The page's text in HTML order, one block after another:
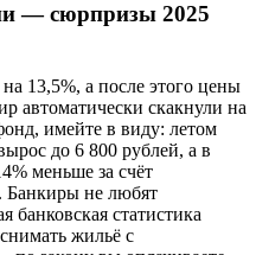
— сюрпризы 2025
13,5%, а после этого цены
автоматически скакнули на
имейте в виду: летом
до 6 800 рублей, а в
меньше за счёт
Банкиры не любят
банковская статистика
жильё с